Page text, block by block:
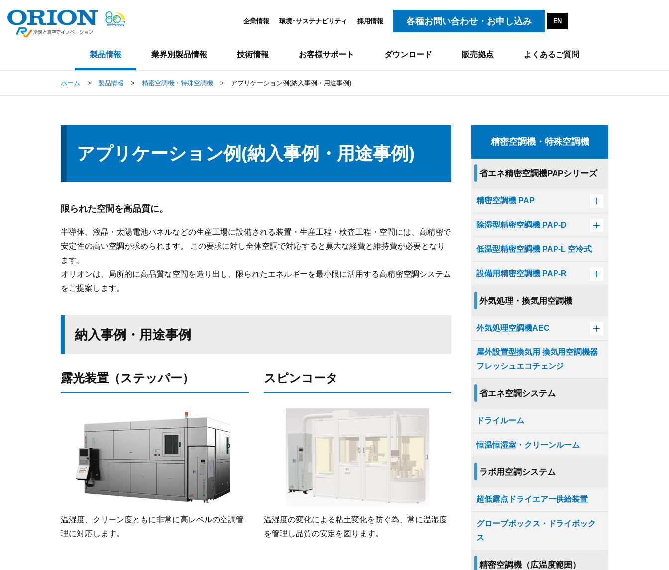
企業情報 環境･サステナビリティ 採用情報 各種お問い合わせ・お申し込み EN
製品情報 業界別製品情報 技術情報 お客様サポート ダウンロード 販売拠点 よくあるご質問
ホーム > 製品情報 > 精密空調機・特殊空調機 > アプリケーション例(納入事例・用途事例)
アプリケーション例(納入事例・用途事例)
限られた空間を高品質に。
半導体、液晶・太陽電池パネルなどの生産工場に設備される装置・生産工程・検査工程・空間には、高精密で
安定性の高い空調が求められます。 この要求に対し全体空調で対応すると莫大な経費と維持費が必要となり
ます。
オリオンは、局所的に高品質な空間を造り出し、限られたエネルギーを最小限に活用する高精密空調システム
をご提案します。
納入事例・用途事例
露光装置（ステッパー）
温湿度、クリーン度ともに非常に高レベルの空調管
理に対応します。
スピンコータ
温湿度の変化による粘土変化を防ぐ為、常に温湿度
を管理し品質の安定を図ります。
精密空調機・特殊空調機
省エネ精密空調機PAPシリーズ
精密空調機 PAP
除湿型精密空調機 PAP-D
低温型精密空調機 PAP-L 空冷式
設備用精密空調機 PAP-R
外気処理・換気用空調機
外気処理空調機AEC
屋外設置型換気用 換気用空調機器
フレッシュエコチェンジ
省エネ空調システム
ドライルーム
恒温恒湿室・クリーンルーム
ラボ用空調システム
超低露点ドライエアー供給装置
グローブボックス・ドライボック
ス
精密空調機（広温度範囲）